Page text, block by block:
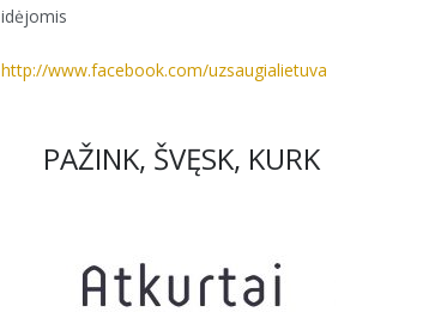
idėjomis
http://www.facebook.com/uzsaugialietuva
PAŽINK, ŠVĘSK, KURK